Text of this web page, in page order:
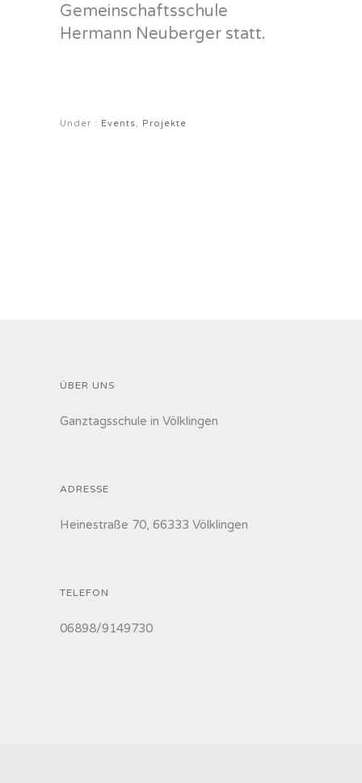
Gemeinschaftsschule
Hermann Neuberger statt.
Under : Events, Projekte
ÜBER UNS
Ganztagsschule in Völklingen
ADRESSE
Heinestraße 70, 66333 Völklingen
TELEFON
06898/9149730